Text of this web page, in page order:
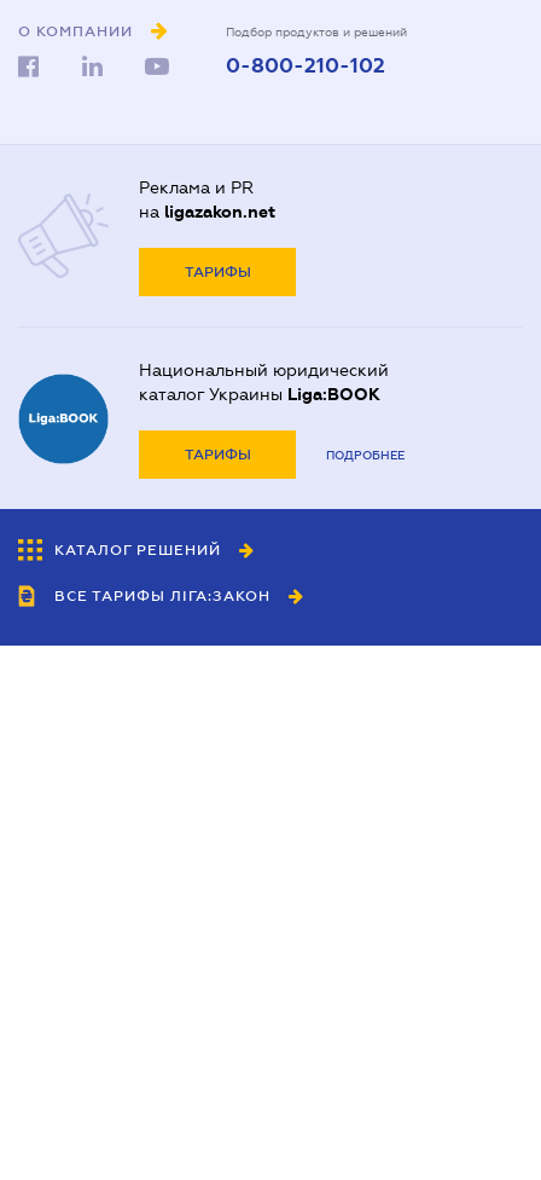
О КОМПАНИИ Подбор продуктов и решений
0-800-210-102
Реклама и PR
на ligazakon.net
ТАРИФЫ
Национальный юридический
каталог Украины Liga:BOOK
ТАРИФЫ ПОДРОБНЕЕ
КАТАЛОГ РЕШЕНИЙ
ВСЕ ТАРИФЫ ЛІГА:ЗАКОН